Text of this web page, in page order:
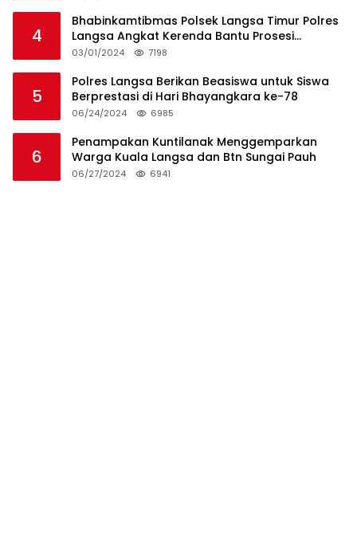
4
Bhabinkamtibmas Polsek Langsa Timur Polres
Langsa Angkat Kerenda Bantu Prosesi
Pemakaman Warga
03/01/2024 7198
5
Polres Langsa Berikan Beasiswa untuk Siswa
Berprestasi di Hari Bhayangkara ke-78
06/24/2024 6985
6
Penampakan Kuntilanak Menggemparkan
Warga Kuala Langsa dan Btn Sungai Pauh
06/27/2024 6941